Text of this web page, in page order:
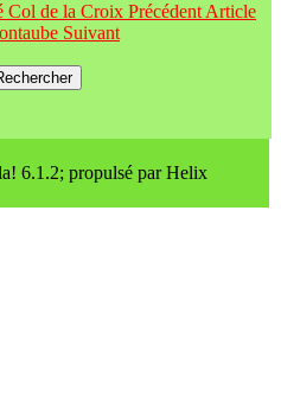
Col de la Croix Précédent Article
Suivant
6.1.2; propulsé par Helix